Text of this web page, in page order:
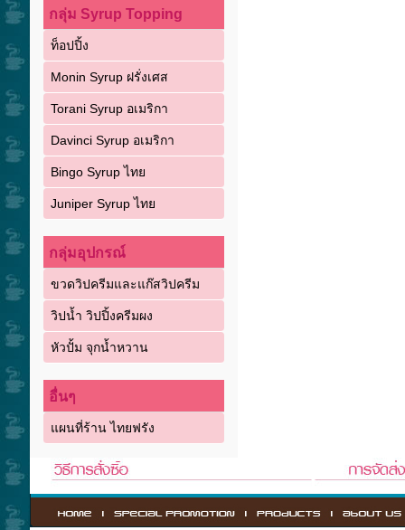
กลุ่ม Syrup Topping
ท็อปปิ้ง
Monin Syrup ฝรั่งเศส
Torani Syrup อเมริกา
Davinci Syrup อเมริกา
Bingo Syrup ไทย
Juniper Syrup ไทย
กลุ่มอุปกรณ์
ขวดวิปครีมและแก๊สวิปครีม
วิปน้ำ วิปปิ้งครีมผง
หัวปั้ม จุกน้ำหวาน
อื่นๆ
แผนที่ร้าน ไทยฟรัง